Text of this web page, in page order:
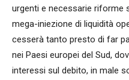
urgenti e necessarie riforme
mega-iniezione di liquidità
cesserà tanto presto di far
nei Paesi europei del Sud,
interessi sul debito, in male